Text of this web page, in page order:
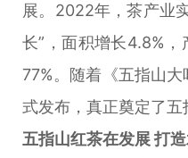
展。2022年，茶产业
长”，面积增长4.8%
77%。随着《五指山
式发布，真正奠定了五
五指山红茶在发展 打